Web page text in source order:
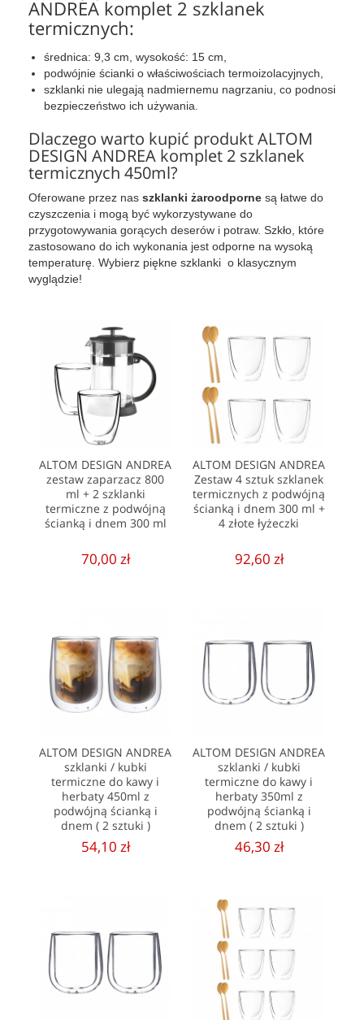
ANDREA komplet 2 szklanek
termicznych:
średnica: 9,3 cm, wysokość: 15 cm,
podwójnie ścianki o właściwościach termoizolacyjnych,
szklanki nie ulegają nadmiernemu nagrzaniu, co podnosi
bezpieczeństwo ich używania.
Dlaczego warto kupić produkt ALTOM
DESIGN ANDREA komplet 2 szklanek
termicznych 450ml?
Oferowane przez nas szklanki żaroodporne są łatwe do
czyszczenia i mogą być wykorzystywane do
przygotowywania gorących deserów i potraw. Szkło, które
zastosowano do ich wykonania jest odporne na wysoką
temperaturę. Wybierz piękne szklanki o klasycznym
wyglądzie!
ALTOM DESIGN ANDREA
zestaw zaparzacz 800
ml + 2 szklanki
termiczne z podwójną
ścianką i dnem 300 ml
70,00 zł
ALTOM DESIGN ANDREA
Zestaw 4 sztuk szklanek
termicznych z podwójną
ścianką i dnem 300 ml +
4 złote łyżeczki
92,60 zł
ALTOM DESIGN ANDREA
szklanki / kubki
termiczne do kawy i
herbaty 450ml z
podwójną ścianką i
dnem ( 2 sztuki )
54,10 zł
ALTOM DESIGN ANDREA
szklanki / kubki
termiczne do kawy i
herbaty 350ml z
podwójną ścianką i
dnem ( 2 sztuki )
46,30 zł